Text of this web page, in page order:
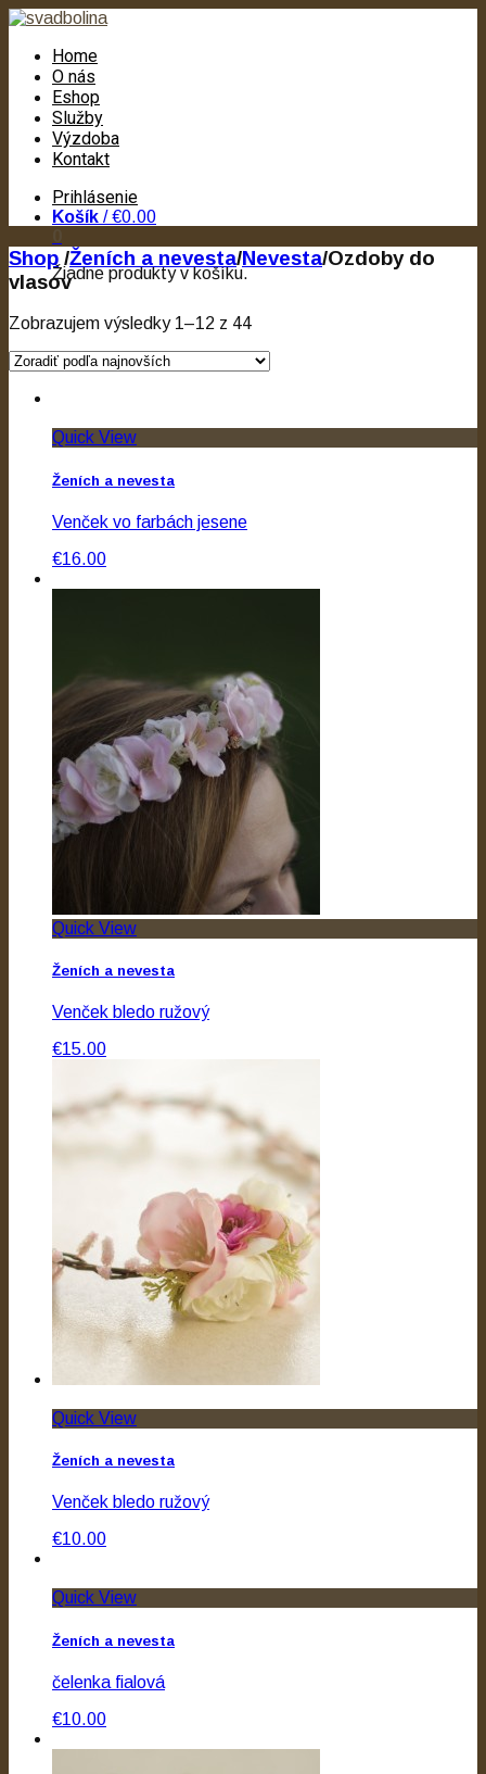
Home
O nás
Eshop
Služby
Výzdoba
Kontakt
Prihlásenie
Košík /€0.00
Žiadne produkty v košíku.
Shop /Ženích a nevesta/Nevesta/Ozdoby do
vlasov
Zobrazujem výsledky 1–12 z 44
Quick View
Ženích a nevesta
Venček vo farbách jesene
€16.00
Quick View
Ženích a nevesta
Venček bledo ružový
€15.00
Quick View
Ženích a nevesta
Venček bledo ružový
€10.00
Quick View
Ženích a nevesta
čelenka fialová
€10.00